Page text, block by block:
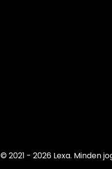
© 2021 - 2026 Lexa. Minden